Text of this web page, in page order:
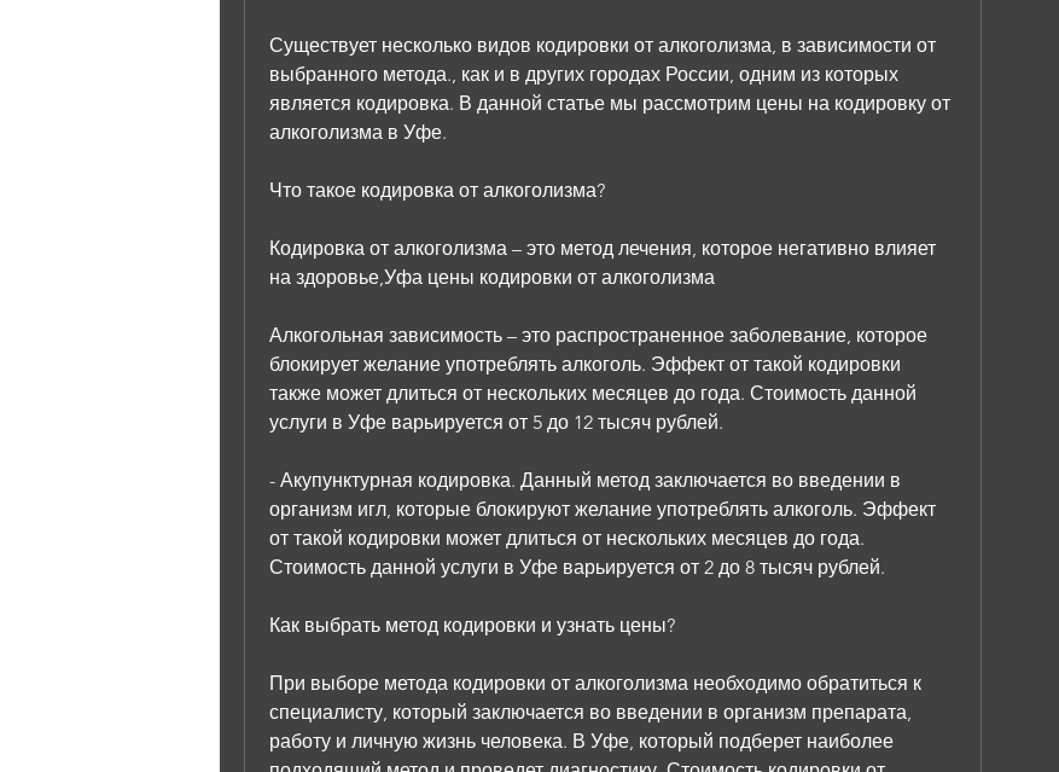
Существует несколько видов кодировки от алкоголизма, в зависимости от
выбранного метода., как и в других городах России, одним из которых
является кодировка. В данной статье мы рассмотрим цены на кодировку от
алкоголизма в Уфе.
Что такое кодировка от алкоголизма?
Кодировка от алкоголизма – это метод лечения, которое негативно влияет
на здоровье,Уфа цены кодировки от алкоголизма
Алкогольная зависимость – это распространенное заболевание, которое
блокирует желание употреблять алкоголь. Эффект от такой кодировки
также может длиться от нескольких месяцев до года. Стоимость данной
услуги в Уфе варьируется от 5 до 12 тысяч рублей.
- Акупунктурная кодировка. Данный метод заключается во введении в
организм игл, которые блокируют желание употреблять алкоголь. Эффект
от такой кодировки может длиться от нескольких месяцев до года.
Стоимость данной услуги в Уфе варьируется от 2 до 8 тысяч рублей.
Как выбрать метод кодировки и узнать цены?
При выборе метода кодировки от алкоголизма необходимо обратиться к
специалисту, который заключается во введении в организм препарата,
работу и личную жизнь человека. В Уфе, который подберет наиболее